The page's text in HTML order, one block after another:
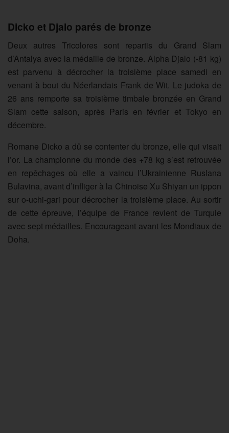
Dicko et Djalo parés de bronze
Deux autres Tricolores sont repartis du Grand Slam
d’Antalya avec la médaille de bronze. Alpha Djalo (-81 kg)
est parvenu à décrocher la troisième place samedi en
venant à bout du Néerlandais Frank de Wit. Le judoka de
26 ans remporte sa troisième timbale bronzée en Grand
Slam cette saison, après Paris en février et Tokyo en
décembre.
Romane Dicko a dû se contenter du bronze, elle qui visait
l’or. La championne du monde des +78 kg s’est retrouvée
en repêchages où elle a vaincu l’Ukrainienne Ruslana
Bulavina, avant d’infliger à la Chinoise Xu Shiyan un ippon
sur o-uchi-gari pour décrocher la troisième place. Au sortir
de cette épreuve, l’équipe de France revient de Turquie
avec sept médailles. Encourageant avant les Mondiaux de
Doha.